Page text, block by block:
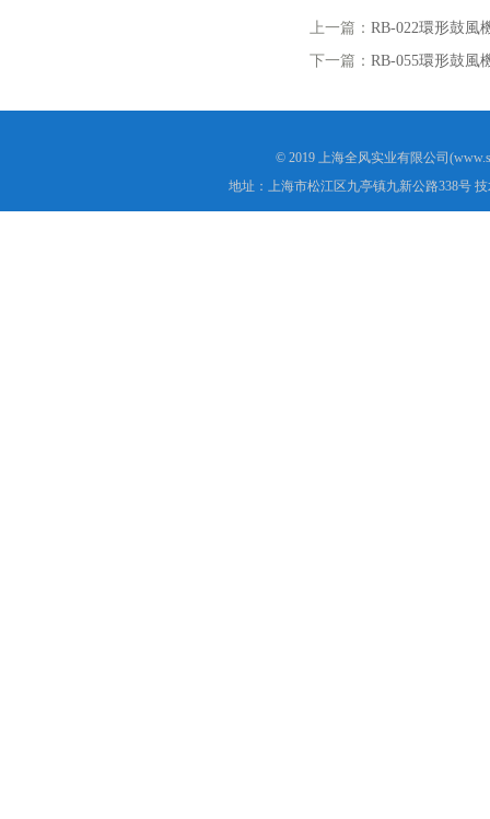
上一篇： RB-022環形鼓風
下一篇： RB-055環形鼓風
© 2019 上海全风实业有限公司
地址：上海市松江区九亭镇九新公路338号